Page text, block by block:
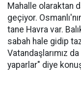
Mahalle olaraktan
geçiyor.
tane Havra var.
sabah hale gidip
Vatandaşlarımız
yaparlar" diye